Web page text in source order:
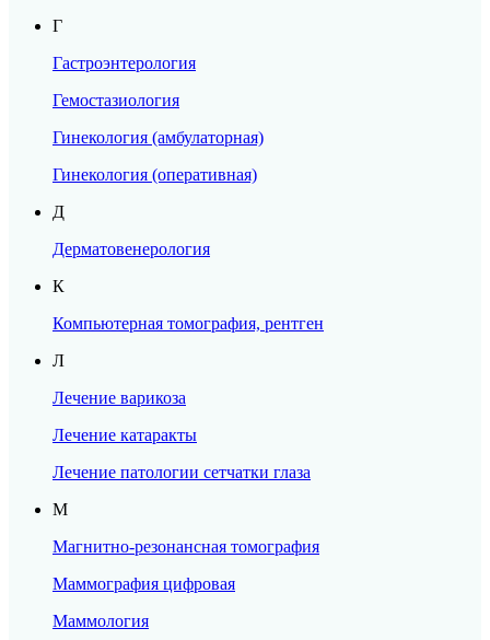
ОПЕРАЦИЯ ПРИ
ВАЛЬГУСНОЙ
ДЕФОРМАЦИИ
СТОПЫ
наук
Комфортное пребывание в стационаре
Запись по телефону:
Подробнее
Г
Гастроэнтерология
Гемостазиология
Гинекология (амбулаторная)
Гинекология (оперативная)
Д
Дерматовенерология
К
Компьютерная томография, рентген
Л
Лечение варикоза
Лечение катаракты
Лечение патологии сетчатки глаза
М
Магнитно-резонансная томография
Маммография цифровая
Маммология